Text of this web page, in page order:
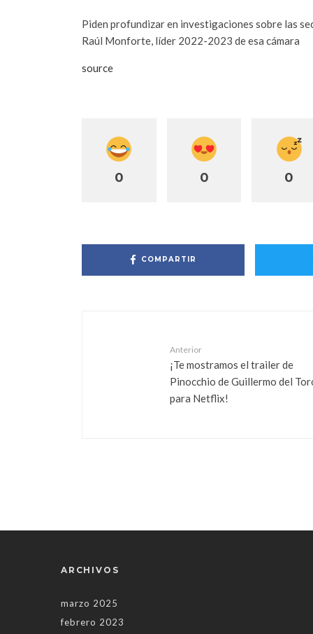
Piden profundizar en investigaciones sobre las
Raúl Monforte, líder 2022-2023 de esa cámara
source
0 0 0
COMPARTIR
Anterior
¡Te mostramos el trailer de
Pinocchio de Guillermo del
para Netflix!
ARCHIVOS
marzo 2025
febrero 2023